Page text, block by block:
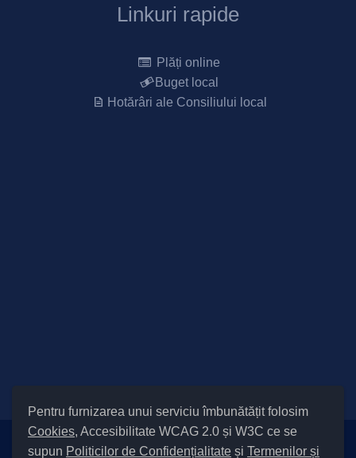
Pentru furnizarea unui serviciu îmbunătățit folosim
Cookies, Accesibilitate WCAG 2.0 și W3C ce se
supun Politicilor de Confidențialitate și Termenilor și
Linkuri rapide
Plăți online
Buget local
Hotărâri ale Consiliului local